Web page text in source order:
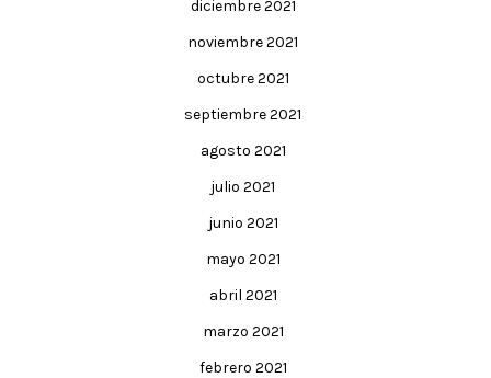
diciembre 2021
noviembre 2021
octubre 2021
septiembre 2021
agosto 2021
julio 2021
junio 2021
mayo 2021
abril 2021
marzo 2021
febrero 2021